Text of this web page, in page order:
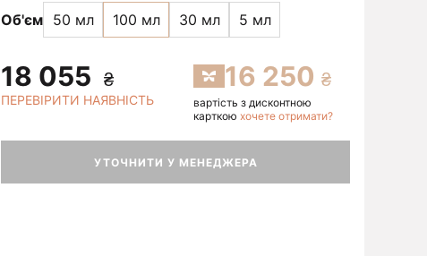
Об'єм 50 мл 100 мл 30 мл 5 мл
18 055
ПЕРЕВІРИТИ НАЯВНІСТЬ
16 250
вартість з дисконтною
карткою хочете отримати?
УТОЧНИТИ У МЕНЕДЖЕРА